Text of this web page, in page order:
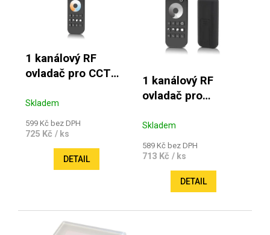
1 kanálový RF
ovladač pro CCT
Skladem
599 Kč bez DPH
725 Kč / ks
DETAIL
1 kanálový RF
ovladač pro
pásky Essential
Skladem
589 Kč bez DPH
713 Kč / ks
DETAIL